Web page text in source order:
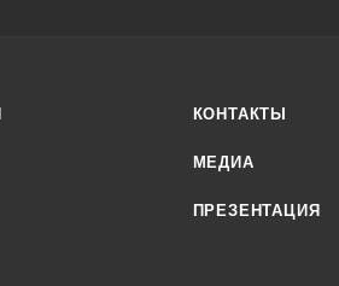
КОНТАКТЫ
МЕДИА
ПРЕЗЕНТАЦИЯ